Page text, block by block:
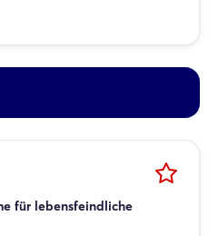
für lebensfeindliche